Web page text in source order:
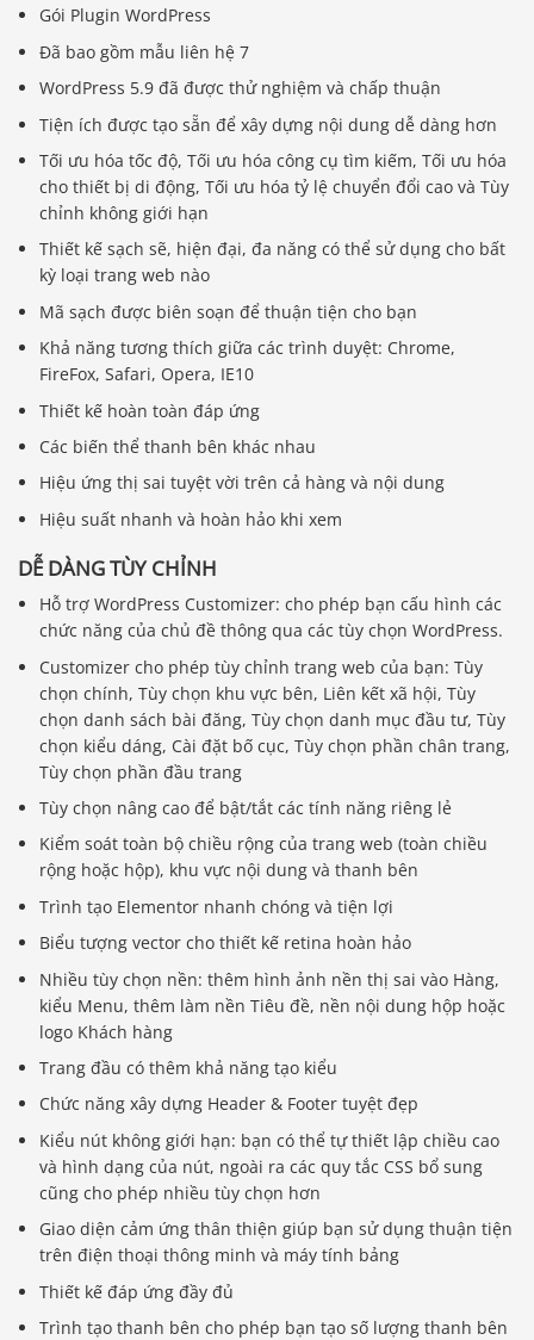
Gói Plugin WordPress
Đã bao gồm mẫu liên hệ 7
WordPress 5.9 đã được thử nghiệm và chấp thuận
Tiện ích được tạo sẵn để xây dựng nội dung dễ dàng hơn
Tối ưu hóa tốc độ, Tối ưu hóa công cụ tìm kiếm, Tối ưu hóa
cho thiết bị di động, Tối ưu hóa tỷ lệ chuyển đổi cao và Tùy
chỉnh không giới hạn
Thiết kế sạch sẽ, hiện đại, đa năng có thể sử dụng cho bất
kỳ loại trang web nào
Mã sạch được biên soạn để thuận tiện cho bạn
Khả năng tương thích giữa các trình duyệt: Chrome,
FireFox, Safari, Opera, IE10
Thiết kế hoàn toàn đáp ứng
Các biến thể thanh bên khác nhau
Hiệu ứng thị sai tuyệt vời trên cả hàng và nội dung
Hiệu suất nhanh và hoàn hảo khi xem
DỄ DÀNG TÙY CHỈNH
Hỗ trợ WordPress Customizer: cho phép bạn cấu hình các
chức năng của chủ đề thông qua các tùy chọn WordPress.
Customizer cho phép tùy chỉnh trang web của bạn: Tùy
chọn chính, Tùy chọn khu vực bên, Liên kết xã hội, Tùy
chọn danh sách bài đăng, Tùy chọn danh mục đầu tư, Tùy
chọn kiểu dáng, Cài đặt bố cục, Tùy chọn phần chân trang,
Tùy chọn phần đầu trang
Tùy chọn nâng cao để bật/tắt các tính năng riêng lẻ
Kiểm soát toàn bộ chiều rộng của trang web (toàn chiều
rộng hoặc hộp), khu vực nội dung và thanh bên
Trình tạo Elementor nhanh chóng và tiện lợi
Biểu tượng vector cho thiết kế retina hoàn hảo
Nhiều tùy chọn nền: thêm hình ảnh nền thị sai vào Hàng,
kiểu Menu, thêm làm nền Tiêu đề, nền nội dung hộp hoặc
logo Khách hàng
Trang đầu có thêm khả năng tạo kiểu
Chức năng xây dựng Header & Footer tuyệt đẹp
Kiểu nút không giới hạn: bạn có thể tự thiết lập chiều cao
và hình dạng của nút, ngoài ra các quy tắc CSS bổ sung
cũng cho phép nhiều tùy chọn hơn
Giao diện cảm ứng thân thiện giúp bạn sử dụng thuận tiện
trên điện thoại thông minh và máy tính bảng
Thiết kế đáp ứng đầy đủ
Trình tạo thanh bên cho phép bạn tạo số lượng thanh bên